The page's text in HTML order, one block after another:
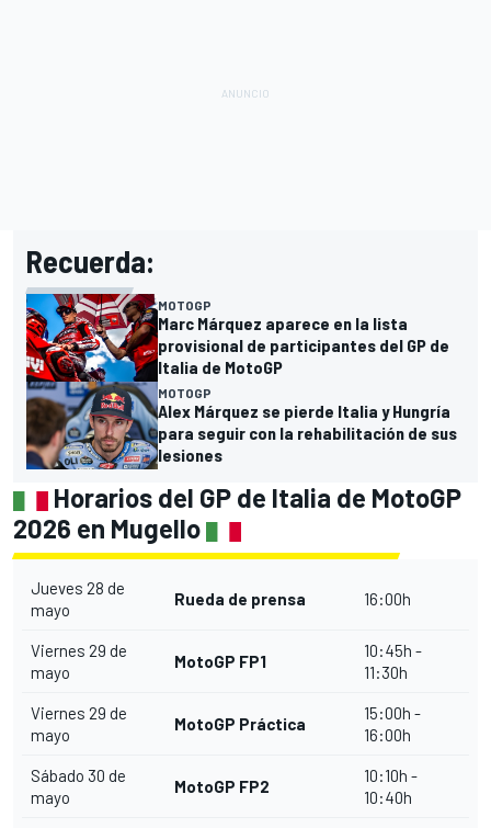
Recuerda:
MOTOGP
Marc Márquez aparece en la lista
provisional de participantes del GP de
Italia de MotoGP
MOTOGP
Alex Márquez se pierde Italia y Hungría
para seguir con la rehabilitación de sus
lesiones
Horarios del GP de Italia de MotoGP
2026 en Mugello
Jueves 28 de
mayo
Rueda de prensa 16:00h
Viernes 29 de
mayo
MotoGP FP1
10:45h -
11:30h
Viernes 29 de
mayo
MotoGP Práctica
15:00h -
16:00h
Sábado 30 de
mayo
MotoGP FP2
10:10h -
10:40h